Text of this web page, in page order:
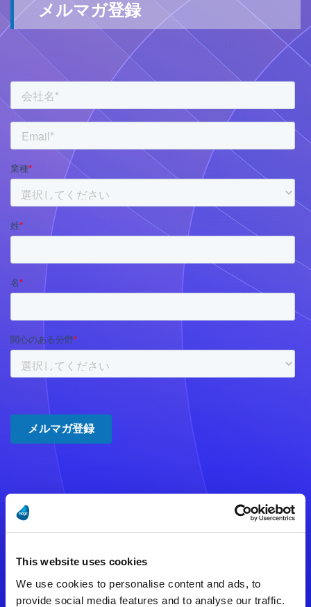
This website uses cookies
We use cookies to personalise content and ads, to
provide social media features and to analyse our traffic.
メルマガ登録
注意事項
ある可能性があります。